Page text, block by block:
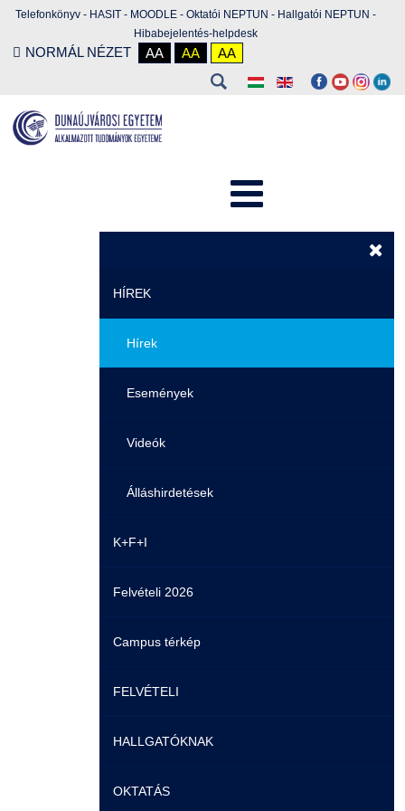
Telefonkönyv - HASIT - MOODLE - Oktatói NEPTUN - Hallgatói NEPTUN -
Hibabejelentés-helpdesk
NORMÁL NÉZET AA AA AA
HÍREK
Hírek
Események
Videók
Álláshirdetések
K+F+I
Felvételi 2026
Campus térkép
FELVÉTELI
Pontozási rendszer szabályai
Felvetteknek
HALLGATÓKNAK
Képzéseink
OKTATÁS